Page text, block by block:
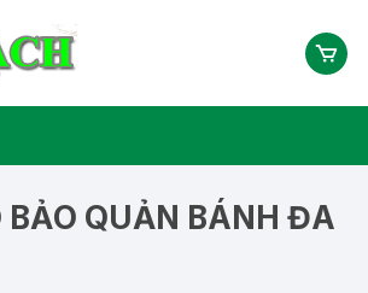
BẢO QUẢN BÁNH ĐA